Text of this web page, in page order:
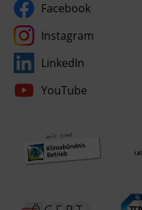
Facebook
Instagram
LinkedIn
YouTube